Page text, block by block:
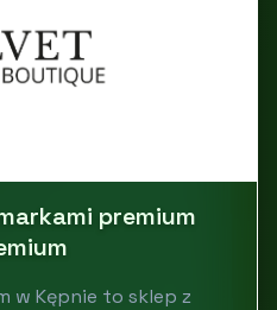
premium
w Kępnie to sklep z